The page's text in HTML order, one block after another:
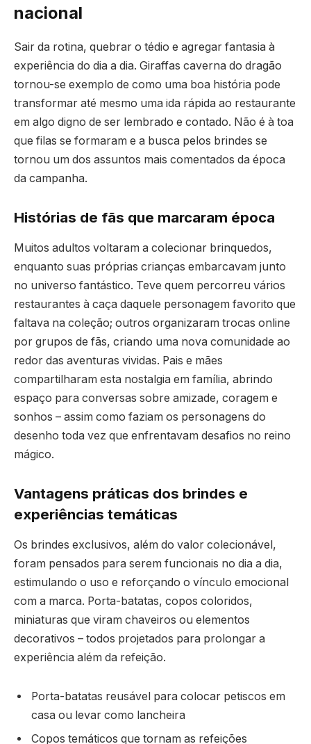
nacional
Sair da rotina, quebrar o tédio e agregar fantasia à
experiência do dia a dia. Giraffas caverna do dragão
tornou-se exemplo de como uma boa história pode
transformar até mesmo uma ida rápida ao restaurante
em algo digno de ser lembrado e contado. Não é à toa
que filas se formaram e a busca pelos brindes se
tornou um dos assuntos mais comentados da época
da campanha.
Histórias de fãs que marcaram época
Muitos adultos voltaram a colecionar brinquedos,
enquanto suas próprias crianças embarcavam junto
no universo fantástico. Teve quem percorreu vários
restaurantes à caça daquele personagem favorito que
faltava na coleção; outros organizaram trocas online
por grupos de fãs, criando uma nova comunidade ao
redor das aventuras vividas. Pais e mães
compartilharam esta nostalgia em família, abrindo
espaço para conversas sobre amizade, coragem e
sonhos – assim como faziam os personagens do
desenho toda vez que enfrentavam desafios no reino
mágico.
Vantagens práticas dos brindes e
experiências temáticas
Os brindes exclusivos, além do valor colecionável,
foram pensados para serem funcionais no dia a dia,
estimulando o uso e reforçando o vínculo emocional
com a marca. Porta-batatas, copos coloridos,
miniaturas que viram chaveiros ou elementos
decorativos – todos projetados para prolongar a
experiência além da refeição.
Porta-batatas reusável para colocar petiscos em
casa ou levar como lancheira
Copos temáticos que tornam as refeições